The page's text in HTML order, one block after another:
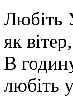
Любіть
як
В
любіть